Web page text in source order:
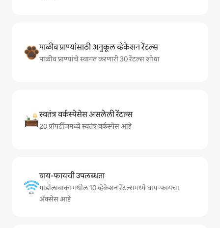
पाळीव प्राण्यांसाठी अनुकूल व्हेकेशन रेंटल्स
पाळीव प्राण्यांचे स्वागत करणारी 30 रेंटल्स शोधा
स्वतंत्र वर्कस्पेसेस असलेली रेंटल्स
20 प्रॉपर्टीजमध्ये स्वतंत्र वर्कस्पेस आहे
वाय-फायची उपलब्धता
गार्डालावाका मधील 10 व्हेकेशन रेंटल्समध्ये वाय-फायचा
अ‍ॅक्सेस आहे